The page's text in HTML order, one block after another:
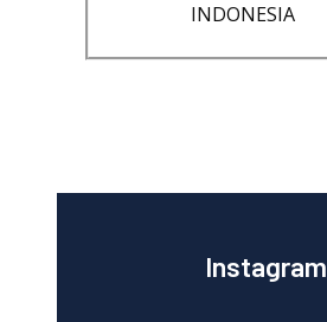
INDONESIA
Instagram